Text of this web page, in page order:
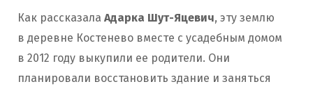
Как рассказала Адарка Шут-Яцевич, эту землю
в деревне Костенево вместе с усадебным домом
в 2012 году выкупили ее родители. Они
планировали восстановить здание и заняться